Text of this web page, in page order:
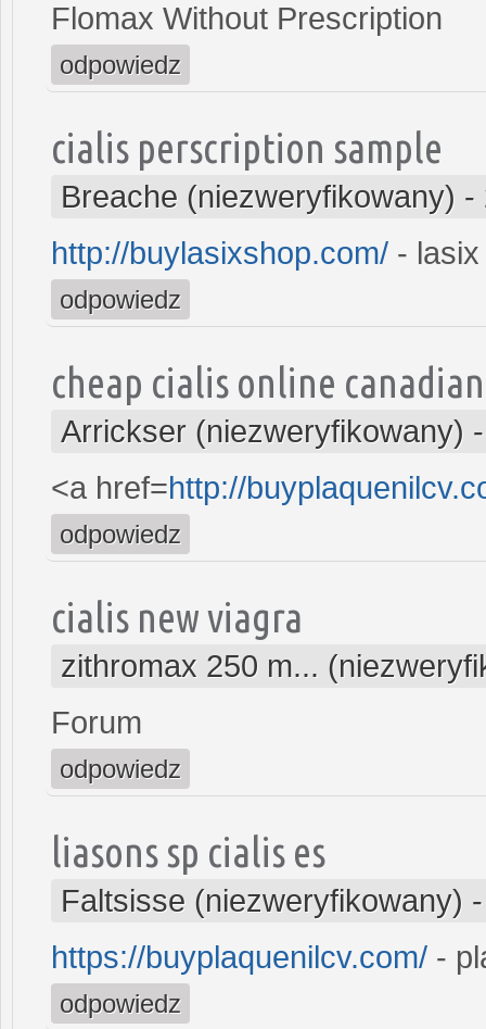
Flomax Without Prescription
odpowiedz
cialis perscription sample
Breache (niezweryfikowany) -
http://buylasixshop.com/ -
odpowiedz
cheap cialis online
Arrickser (niezweryfikowany)
<a href=http://
odpowiedz
cialis new viagra
zithromax 250 m...
Forum
odpowiedz
liasons sp cialis es
Faltsisse (niezweryfikowany)
https://buyplaquenilcv.com/ -
odpowiedz